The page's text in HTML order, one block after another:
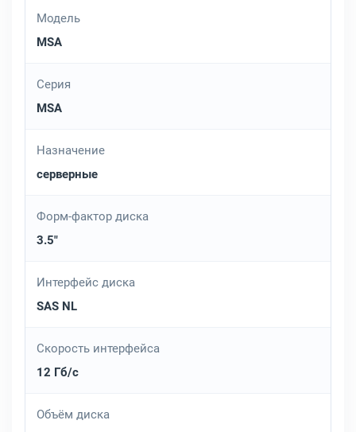
Модель
MSA
Серия
MSA
Назначение
серверные
Форм-фактор диска
3.5"
Интерфейс диска
SAS NL
Скорость интерфейса
12 Гб/с
Объём диска